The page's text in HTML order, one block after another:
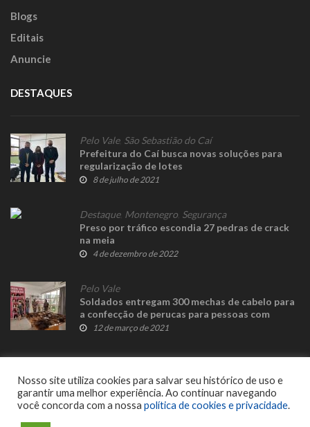
Blogs
Editais
Anuncie
DESTAQUES
Pelo Vale, São Sebastião do Caí
Prefeitura do Caí busca novas soluções para
regularização de lotes
8 de julho de 2021
Destaque, Montenegro Segurança
Preso por tráfico escondia 27 pedras de crack
na meia
4 de dezembro de 2022
Pelo Vale
Soldados entregam 300 mechas de cabelo para
a confecção de perucas para pessoas com
câncer12 de março de 2021
© 2023 Fato Novo - Todos os direitos reservados. Desenvolvido por
Nosso site utiliza cookies para salvar seu histórico de uso e
garantir uma melhor experiência. Ao continuar navegando
você concorda com a nossa política de cookies e privacidade.